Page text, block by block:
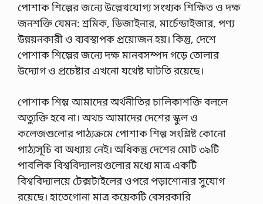
পোশাক শিল্পের জন্যে উল্লেখযোগ্য সংখ্যক শিক্ষিত ও দক্ষ
জনশক্তি যেমন: শ্রমিক, ডিজাইনার, মার্চেন্ডাইজার, পণ্য
উন্নয়নকারী ও ব্যবস্থাপক প্রয়োজন হয়। কিন্তু, দেশে
পোশাক শিল্পের জন্যে দক্ষ মানবসম্পদ গড়ে তোলার
উদ্যোগ ও প্রচেষ্টার এখনো যথেষ্ট ঘাটতি রয়েছে।
পোশাক শিল্প আমাদের অর্থনীতির চালিকাশক্তি বললে
অত্যুক্তি হবে না। অথচ আমাদের দেশের স্কুল ও
কলেজগুলোর পাঠ্যক্রমে পোশাক শিল্প সংশ্লিষ্ট কোনো
পাঠ্যসূচি বা অধ্যায় নেই। অধিকন্তু দেশের মোট ৩৯টি
পাবলিক বিশ্ববিদ্যালয়গুলোর মধ্যে মাত্র একটি
বিশ্ববিদ্যালয়ে টেক্সটাইলের ওপরে পড়াশোনার সুযোগ
রয়েছে। হাতেগোনা মাত্র কয়েকটি বেসরকারি